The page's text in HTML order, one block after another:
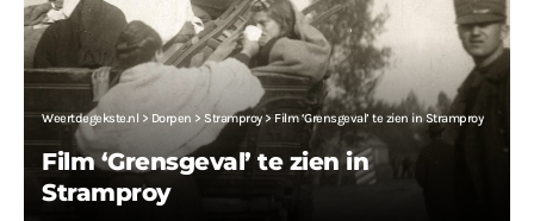
Weertdegekste.nl > Dorpen > Stramproy>Film ‘Grensgeval’ te zien in Stramproy
Film ‘Grensgeval’ te zien in
Stramproy